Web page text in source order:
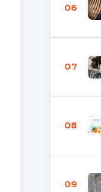
06
07
08
09